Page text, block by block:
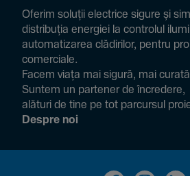
Oferim soluții electrice sigure și
distribuția energiei la controlul
auto­ma­ti­zarea clădi­rilor, pentru
comer­ciale.
Facem viața mai sigură, mai
Suntem un partener de încre­dere,
alături de tine pe tot parcursul
Despre noi